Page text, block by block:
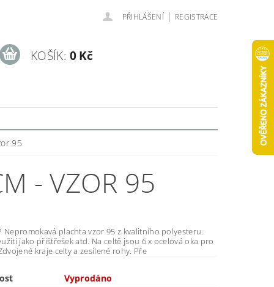
PŘIHLÁŠENÍ | REGISTRACE
KOŠÍK: 0 Kč
95
- VZOR 95
atd. Na celtě jsou 6 x ocelová oka pro
zavěšení. Zdvojené kraje celty a zesílené rohy. Pře
Vyprodáno